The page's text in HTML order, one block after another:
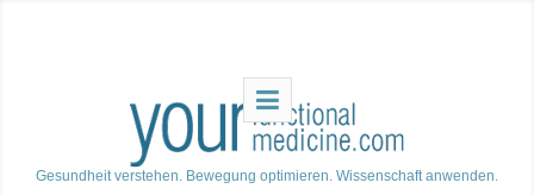
Gesundheit verstehen. Bewegung optimieren. Wissenschaft anwenden.